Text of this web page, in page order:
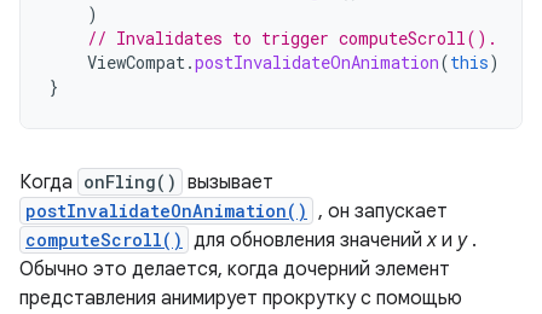
)
// Invalidates to trigger computeScroll().
ViewCompat.postInvalidateOnAnimation(this)
}
Когда onFling() вызывает
postInvalidateOnAnimation() , он запускает
computeScroll() для обновления значенийx и y.
Обычно это делается, когда дочерний элемент
представления анимирует прокрутку с помощью